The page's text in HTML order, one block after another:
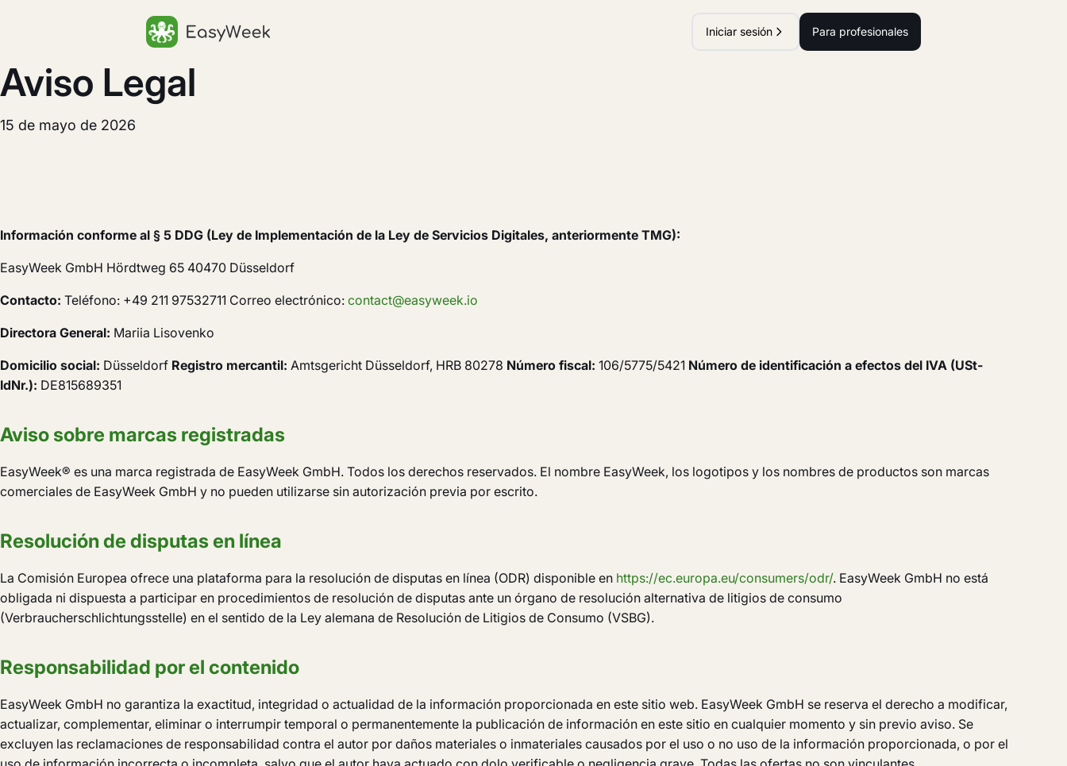
Aviso Legal
15 de mayo de 2026
Información conforme al § 5 DDG (Ley de Implementación de la Ley de Servicios Digitales, anteriormente TMG):
EasyWeek GmbH Hördtweg 65 40470 Düsseldorf
Contacto: Teléfono: +49 211 97532711 Correo electrónico: contact@easyweek.io
Directora General: Mariia Lisovenko
Domicilio social: Düsseldorf Registro mercantil: Amtsgericht Düsseldorf, HRB 80278 Número fiscal: 106/5775/5421 Número de identificación a efectos del IVA (USt-
IdNr.): DE815689351
Aviso sobre marcas registradas
EasyWeek® es una marca registrada de EasyWeek GmbH. Todos los derechos reservados. El nombre EasyWeek, los logotipos y los nombres de productos son marcas
comerciales de EasyWeek GmbH y no pueden utilizarse sin autorización previa por escrito.
Resolución de disputas en línea
La Comisión Europea ofrece una plataforma para la resolución de disputas en línea (ODR) disponible en https://ec.europa.eu/consumers/odr/. EasyWeek GmbH no está
obligada ni dispuesta a participar en procedimientos de resolución de disputas ante un órgano de resolución alternativa de litigios de consumo
(Verbraucherschlichtungsstelle) en el sentido de la Ley alemana de Resolución de Litigios de Consumo (VSBG).
Responsabilidad por el contenido
EasyWeek GmbH no garantiza la exactitud, integridad o actualidad de la información proporcionada en este sitio web. EasyWeek GmbH se reserva el derecho a modificar,
actualizar, complementar, eliminar o interrumpir temporal o permanentemente la publicación de información en este sitio en cualquier momento y sin previo aviso. Se
excluyen las reclamaciones de responsabilidad contra el autor por daños materiales o inmateriales causados por el uso o no uso de la información proporcionada, o por el
Iniciar sesión Para profesionales